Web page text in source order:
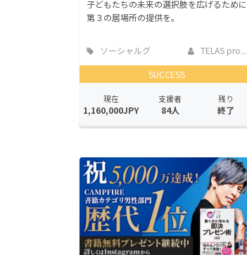
子どもたちの未来の選択肢を広げるために
第３の居場所の提供を。
ソーシャルグ
ッド
TELAS pro...
SUCCESS
現在
1,160,000JPY
支援者
84人
残り
終了